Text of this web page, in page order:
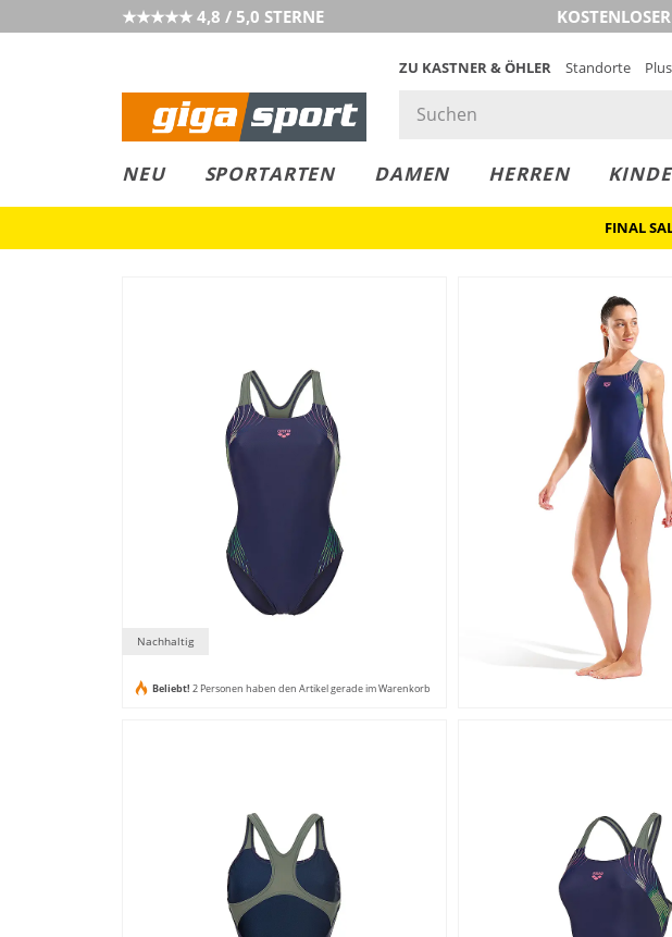
★★★★★ 4,8 / 5,0 STERNE
ZU KASTNER & ÖHLER Standorte
NEU SPORTARTEN DAMEN HERREN
LEASING
COLLECT
RESERVE
FINAL
Nachhaltig
Beliebt! 2 Personen haben den Artikel gerade im Warenkorb